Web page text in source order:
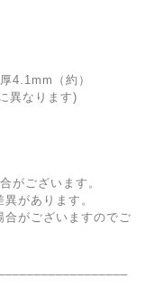
4.1mm（約）
異なります)
がございます。
があります。
がございますのでご